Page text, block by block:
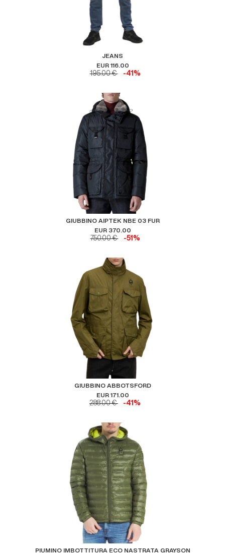
JEANS
EUR 116.00
195.00 € -41%
GIUBBINO AIPTEK NBE 03 FUR
EUR 370.00
750.00 € -51%
GIUBBINO ABBOTSFORD
EUR 171.00
288.00 € -41%
PIUMINO IMBOTTITURA ECO NASTRATA GRAYSON